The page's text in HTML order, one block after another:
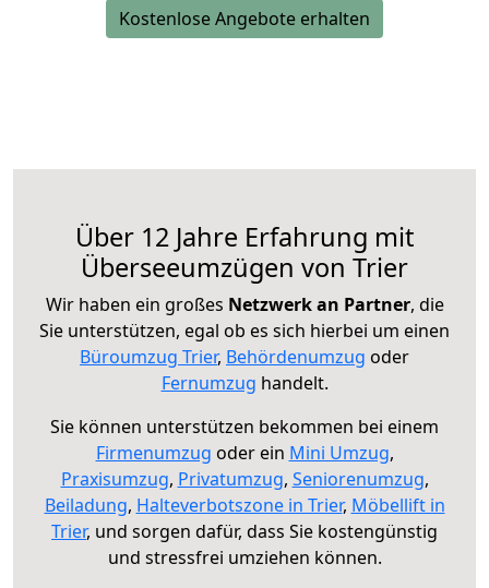
Kostenlose Angebote erhalten
Über 12 Jahre Erfahrung mit
Überseeumzügen von Trier
Wir haben ein großes Netzwerk an Partner, die
Sie unterstützen, egal ob es sich hierbei um einen
Büroumzug Trier, Behördenumzug oder
Fernumzug handelt.
Sie können unterstützen bekommen bei einem
Firmenumzug oder ein Mini Umzug,
Praxisumzug, Privatumzug, Seniorenumzug,
Beiladung, Halteverbotszone in Trier, Möbellift in
Trier, und sorgen dafür, dass Sie kostengünstig
und stressfrei umziehen können.